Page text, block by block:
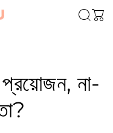
প্রয়োজন, না-